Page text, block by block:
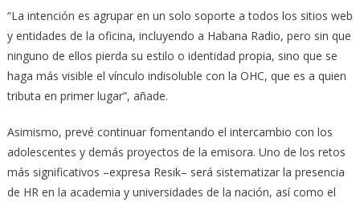
“La intención es agrupar en un solo soporte a todos los sitios web
y entidades de la oficina, incluyendo a Habana Radio, pero sin que
ninguno de ellos pierda su estilo o identidad propia, sino que se
haga más visible el vínculo indisoluble con la OHC, que es a quien
tributa en primer lugar”, añade.
Asimismo, prevé continuar fomentando el intercambio con los
adolescentes y demás proyectos de la emisora. Uno de los retos
más significativos –expresa Resik– será sistematizar la presencia
de HR en la academia y universidades de la nación, así como el